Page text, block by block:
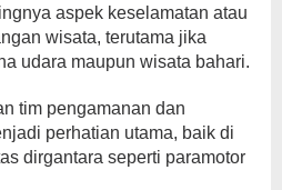
aspek keselamatan atau
wisata, terutama jika
udara maupun wisata bahari.
tim pengamanan dan
perhatian utama, baik di
dirgantara seperti paramotor